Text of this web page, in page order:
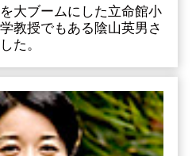
大ブームにした立命館小
教授でもある陰山英男さ
た。